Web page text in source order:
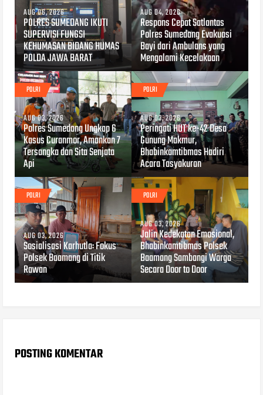
AUG 06, 2026
POLRES SUMEDANG IKUTI
SUPERVISI FUNGSI
KEHUMASAN BIDANG HUMAS
POLDA JAWA BARAT
AUG 04, 2026
Respons Cepat Satlantas
Polres Sumedang Evakuasi
Bayi dari Ambulans yang
Mengalami Kecelakaan
POLRI
AUG 03, 2026
Polres Sumedang Ungkap 6
Kasus Curanmor, Amankan 7
Tersangka dan Sita Senjata
Api
POLRI
AUG 03, 2026
Peringati HUT ke-42 Desa
Gunung Makmur,
Bhabinkamtibmas Hadiri
Acara Tasyakuran
POLRI
AUG 03, 2026
Sosialisasi Karhutla: Fokus
Polsek Baamang di Titik
Rawan
POLRI
AUG 03, 2026
Jalin Kedekatan Emosional,
Bhabinkamtibmas Polsek
Baamang Sambangi Warga
Secara Door to Door
POSTING KOMENTAR